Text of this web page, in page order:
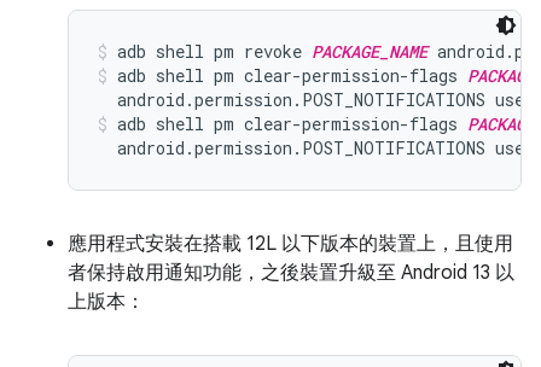
adb shell pm revoke PACKAGE_NAME
adb shell pm clear-permission-flags
android.permission.POST_NOTIFICATIONS
adb shell pm clear-permission-flags
android.permission.POST_NOTIFICATIONS
應用程式安裝在搭載 12L 以下版本的裝置上，且使用
者保持啟用通知功能，之後裝置升級至 Android 13 以
上版本：